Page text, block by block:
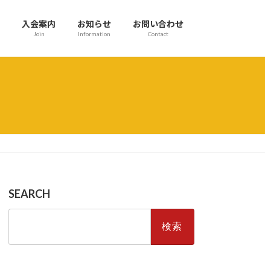
入会案内
Join
お知らせ
Information
お問い合わせ
Contact
SEARCH